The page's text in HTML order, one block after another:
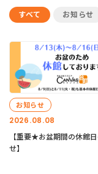
すべて お知らせ
2026.08.08
お知らせ
【重要★お盆期間の休館
せ】